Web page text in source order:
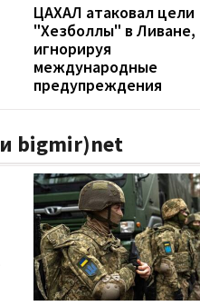
ЦАХАЛ атаковал цели
"Хезболлы" в Ливане,
игнорируя
международные
предупреждения
bigmir)net